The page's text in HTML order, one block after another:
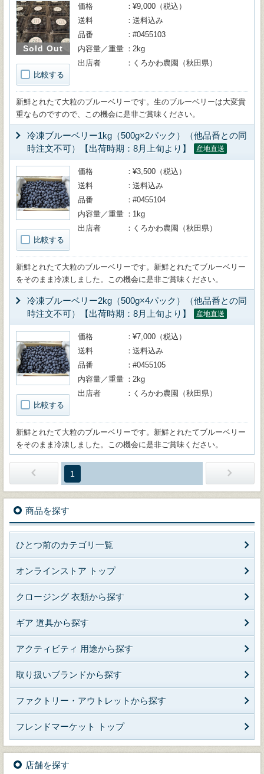
Sold Out
比較する
価格
¥9,000（税込）
送料
送料込み
品番
#0455103
内容量／重量
2kg
出店者
くろかわ農園（秋田県）
新鮮とれたて大粒のブルーベリーです。生のブルーベリーは大変貴
重なものですので、この機会に是非ご賞味ください。
冷凍ブルーベリー1kg（500g×2パック）（他品番との同
時注文不可）【出荷時期：8月上旬より】
産地直送
比較する
価格
¥3,500（税込）
送料
送料込み
品番
#0455104
内容量／重量
1kg
出店者
くろかわ農園（秋田県）
新鮮とれたて大粒のブルーベリーです。新鮮とれたてブルーベリー
をそのまま冷凍しました。この機会に是非ご賞味ください。
冷凍ブルーベリー2kg（500g×4パック）（他品番との同
時注文不可）【出荷時期：8月上旬より】
産地直送
比較する
価格
¥7,000（税込）
送料
送料込み
品番
#0455105
内容量／重量
2kg
出店者
くろかわ農園（秋田県）
新鮮とれたて大粒のブルーベリーです。新鮮とれたてブルーベリー
をそのまま冷凍しました。この機会に是非ご賞味ください。
1
商品を探す
ひとつ前のカテゴリ一覧
オンラインストア トップ
クロージング 衣類から探す
ギア 道具から探す
アクティビティ 用途から探す
取り扱いブランドから探す
ファクトリー・アウトレットから探す
フレンドマーケット トップ
店舗を探す